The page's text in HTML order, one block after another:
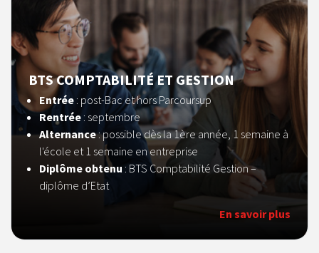
BTS COMPTABILITÉ ET GESTION
Entrée: post-Bac et hors Parcoursup
Rentrée : septembre
Alternance: possible dès la 1ère année, 1 semaine à
l'école et 1 semaine en entreprise
Diplôme obtenu : BTS Comptabilité Gestion –
diplôme d’Etat
En savoir plus